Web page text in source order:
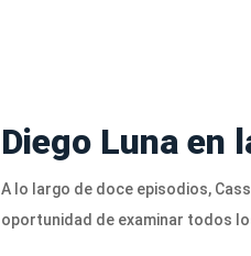
Diego Luna en
A lo largo de doce episodios,
oportunidad de examinar todos